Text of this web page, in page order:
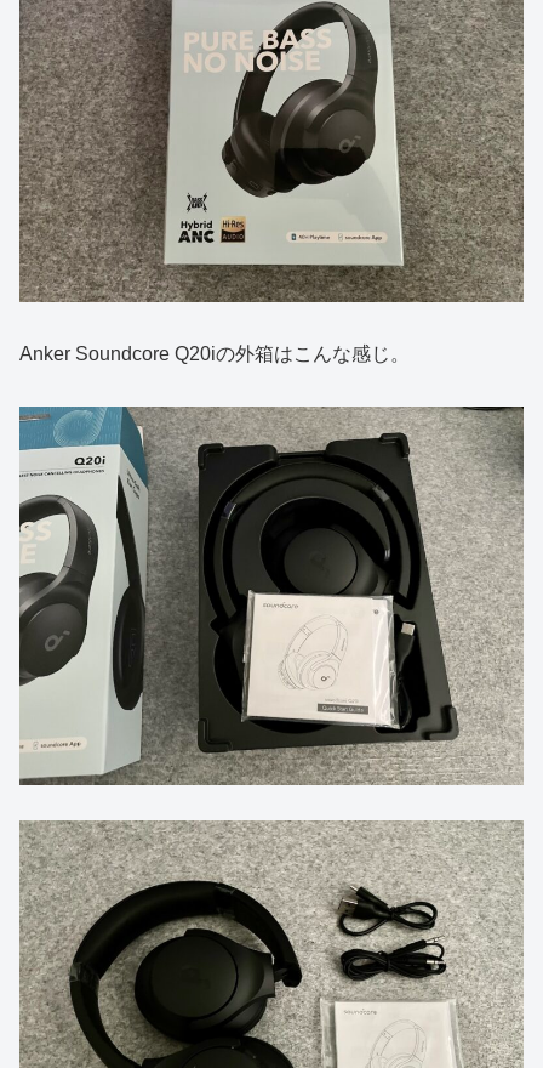
Anker Soundcore Q20iの外箱はこんな感じ。